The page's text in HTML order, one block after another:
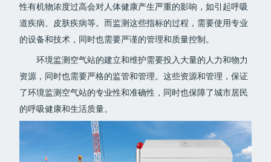
性有机物浓度过高会对人体健康产生严重的影响，如引起呼吸
道疾病、皮肤疾病等。而监测这些指标的过程，需要使用专业
的设备和技术，同时也需要严谨的管理和质量控制。
环境监测空气站的建立和维护需要投入大量的人力和物力
资源，同时也需要严格的监管和管理。这些资源和管理，保证
了环境监测空气站的专业性和准确性，同时也保障了城市居民
的呼吸健康和生活质量。